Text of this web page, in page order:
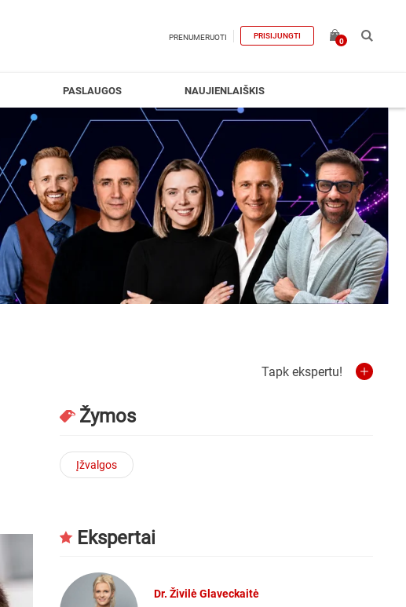
PRENUMERUOTI PRISIJUNGTI
0
PASLAUGOS NAUJIENLAIŠKIS
Tapk ekspertu!
Žymos
Įžvalgos
Ekspertai
Dr. Živilė Glaveckaitė